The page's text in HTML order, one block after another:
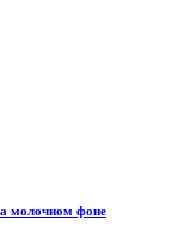
молочном фоне